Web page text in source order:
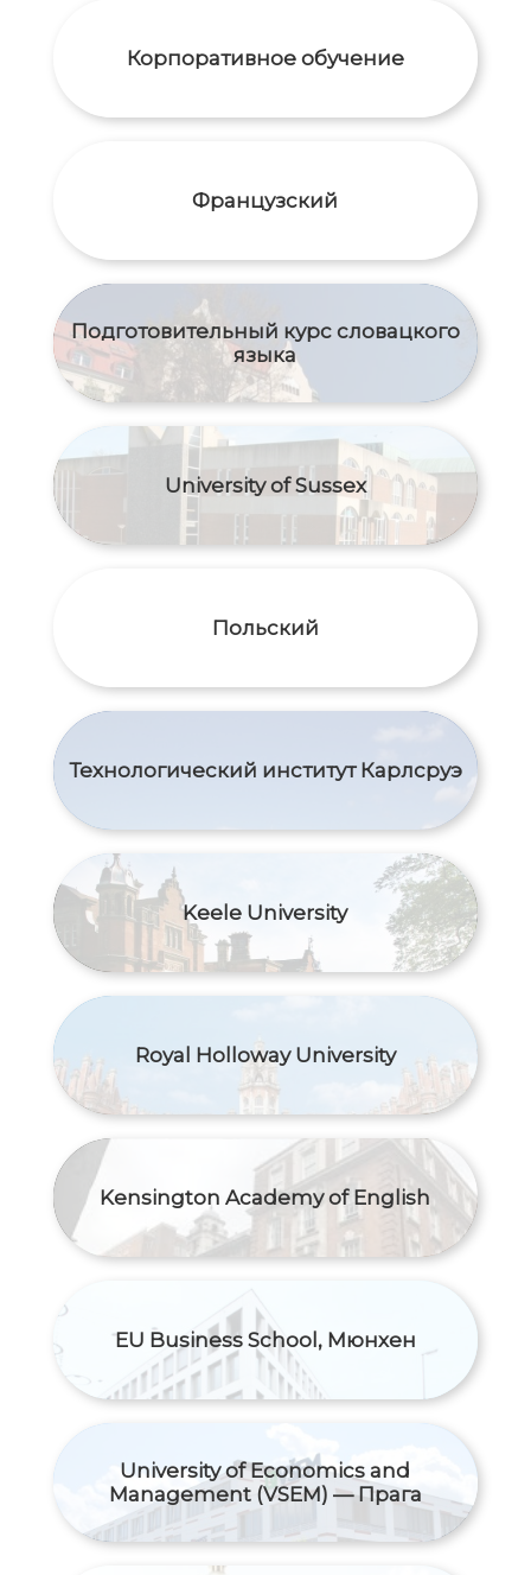
Корпоративное обучение
Французский
Подготовительный курс словацкого
языка
University of Sussex
Польский
Технологический институт Карлсруэ
Keele University
Royal Holloway University
Kensington Academy of English
EU Business School, Мюнхен
University of Economics and
Management (VSEM) — Прага